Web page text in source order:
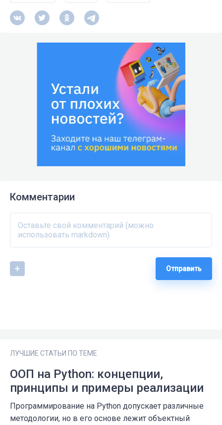
Комментарии
Отправить
ЛУЧШИЕ СТАТЬИ ПО ТЕМЕ
ООП на Python: концепции,
принципы и примеры реализации
Программирование на Python допускает различные
методологии, но в его основе лежит объектный